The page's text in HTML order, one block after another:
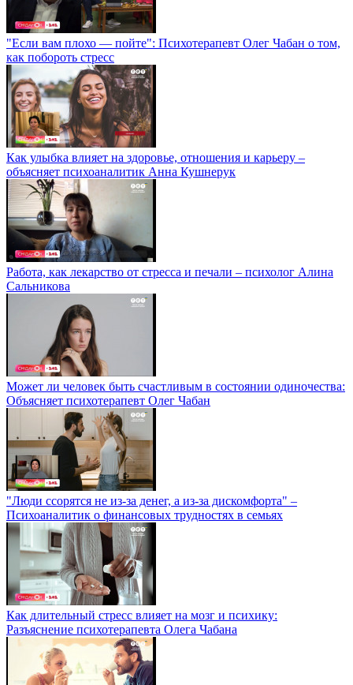
"Если вам плохо — пойте": Психотерапевт Олег Чабан о том,
как побороть стресс
Как улыбка влияет на здоровье, отношения и карьеру –
объясняет психоаналитик Анна Кушнерук
Работа, как лекарство от стресса и печали – психолог Алина
Сальникова
Может ли человек быть счастливым в состоянии одиночества:
Объясняет психотерапевт Олег Чабан
"Люди ссорятся не из-за денег, а из-за дискомфорта" –
Психоаналитик о финансовых трудностях в семьях
Как длительный стресс влияет на мозг и психику:
Разъяснение психотерапевта Олега Чабана